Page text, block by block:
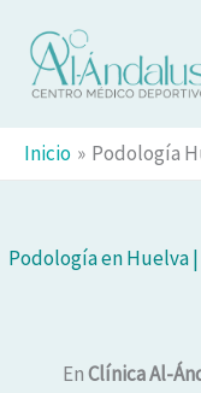
contenido
Inicio Podología
Podología en Huelva |
EnClínica Al-